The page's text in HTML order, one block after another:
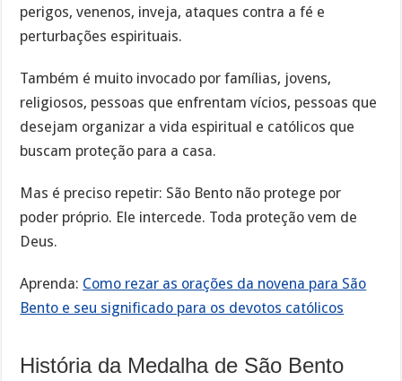
perigos, venenos, inveja, ataques contra a fé e
perturbações espirituais.
Também é muito invocado por famílias, jovens,
religiosos, pessoas que enfrentam vícios, pessoas que
desejam organizar a vida espiritual e católicos que
buscam proteção para a casa.
Mas é preciso repetir: São Bento não protege por
poder próprio. Ele intercede. Toda proteção vem de
Deus.
Aprenda: Como rezar as orações da novena para São
Bento e seu significado para os devotos católicos
História da Medalha de São Bento